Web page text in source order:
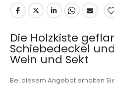
Die Holzkiste
Schiebedeckel
Wein und Sekt
Bei diesem Angebot erhalten